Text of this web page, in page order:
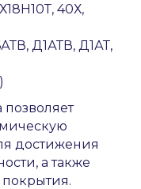
40Х,
Д1АТВ, Д1АТ,
достижения
а также